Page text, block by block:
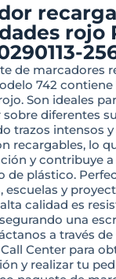
rojo
de marcadores
742 contiene
Son ideales
sobre diferentes
trazos intensos y
recargables, lo
y contribuye
de plástico.
escuelas y
calidad es
una
a través
Center para
y realizar tu